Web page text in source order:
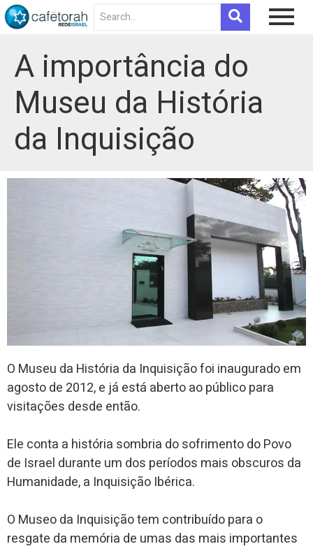
A importância do
Museu da História
da Inquisição
O Museu da História da Inquisição foi inaugurado em
agosto de 2012, e já está aberto ao público para
visitações desde então.
Ele conta a história sombria do sofrimento do Povo
de Israel durante um dos períodos mais obscuros da
Humanidade, a Inquisição Ibérica.
O Museo da Inquisição tem contribuído para o
resgate da memória de umas das mais importantes